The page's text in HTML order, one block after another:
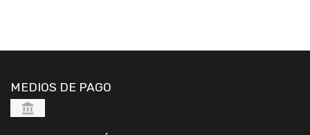
MEDIOS DE PAGO